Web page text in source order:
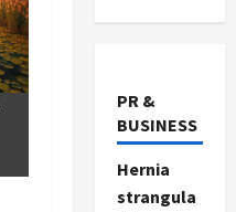
PR &
BUSINESS
Hernia
strangula